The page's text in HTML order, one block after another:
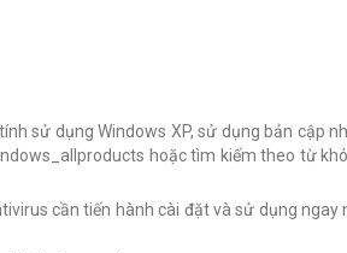
sử dụng Windows XP, sử dụng bản cập
hoặc tìm kiếm theo từ
cần tiến hành cài đặt và sử dụng